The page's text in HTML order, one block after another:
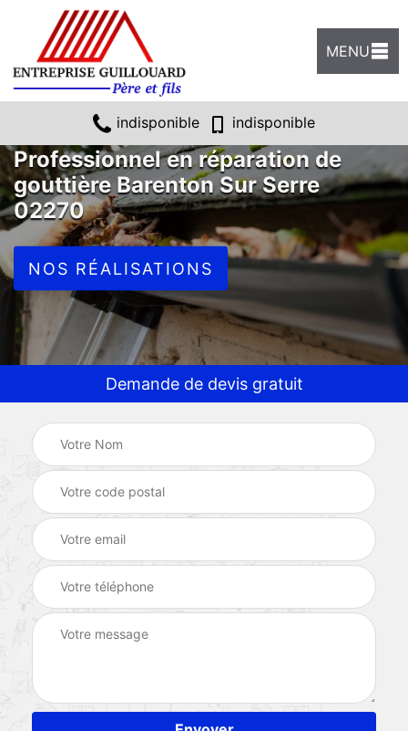
MENU
indisponible indisponible
Professionnel en réparation de
gouttière Barenton Sur Serre
02270
NOS RÉALISATIONS
Demande de devis gratuit